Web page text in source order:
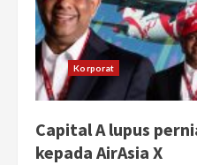
Korporat
Capital A lupus
kepada AirAsia X